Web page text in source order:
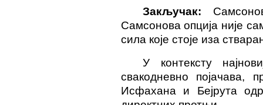
Закључак:
Самсонова опција није
сила које стоје иза
У контексту
свакодневно појачава,
Исфахана и Бејрута